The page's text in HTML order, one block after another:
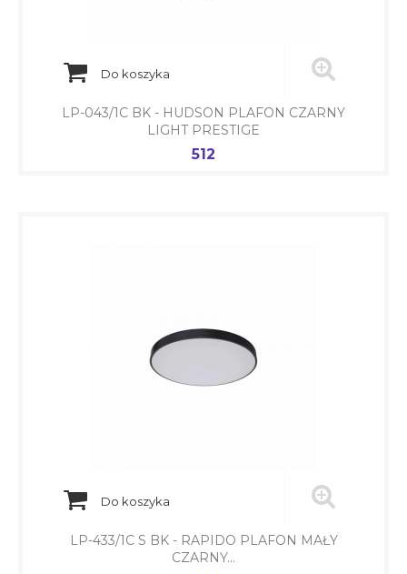
Do koszyka
LP-043/1C BK - HUDSON PLAFON CZARNY
LIGHT PRESTIGE
Cena
512
Do koszyka
LP-433/1C S BK - RAPIDO PLAFON MAŁY
CZARNY...